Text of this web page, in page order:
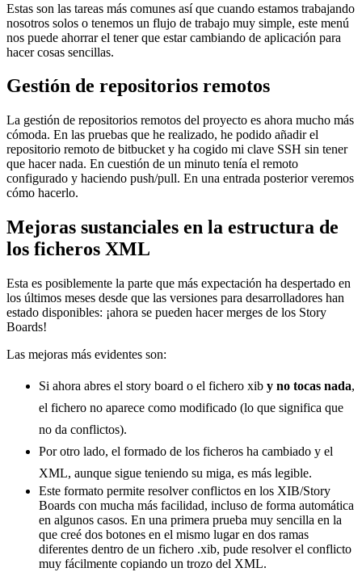
Estas son las tareas más comunes así que cuando estamos trabajando
nosotros solos o tenemos un flujo de trabajo muy simple, este menú
nos puede ahorrar el tener que estar cambiando de aplicación para
hacer cosas sencillas.
Gestión de repositorios remotos
La gestión de repositorios remotos del proyecto es ahora mucho más
cómoda. En las pruebas que he realizado, he podido añadir el
repositorio remoto de bitbucket y ha cogido mi clave SSH sin tener
que hacer nada. En cuestión de un minuto tenía el remoto
configurado y haciendo push/pull. En una entrada posterior veremos
cómo hacerlo.
Mejoras sustanciales en la estructura de
los ficheros XML
Esta es posiblemente la parte que más expectación ha despertado en
los últimos meses desde que las versiones para desarrolladores han
estado disponibles: ¡ahora se pueden hacer merges de los Story
Boards!
Las mejoras más evidentes son:
Si ahora abres el story board o el fichero xib y no tocas nada,
el fichero no aparece como modificado (lo que significa que
no da conflictos).
Por otro lado, el formado de los ficheros ha cambiado y el
XML, aunque sigue teniendo su miga, es más legible.
Este formato permite resolver conflictos en los XIB/Story
Boards con mucha más facilidad, incluso de forma automática
en algunos casos. En una primera prueba muy sencilla en la
que creé dos botones en el mismo lugar en dos ramas
diferentes dentro de un fichero .xib, pude resolver el conflicto
muy fácilmente copiando un trozo del XML.